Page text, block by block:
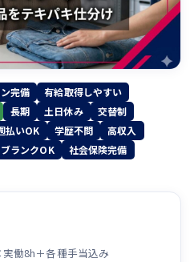
完備
有給取得しやすい
長期 土日休み
交替制
払いOK 学歴不問
高収入
ブランクOK
社会保険完備
働8h＋各種手当込み